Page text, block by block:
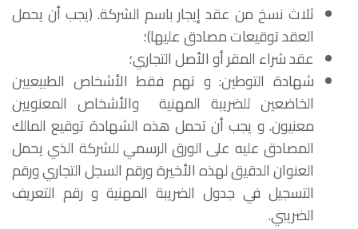
ثلاث نسخ من عقد إيجار باسم الشركة. (يجب أن يحمل
العقد توقيعات مصادق عليها)؛
عقد شراء المقر أو الأصل التجاري؛
شهادة التوطين: و تهم فقط الأشخاص الطبيعيين
الخاضعين للضريبة المهنية والأشخاص المعنويين
معنيون. و يجب أن تحمل هذه الشهادة توقيع المالك
المصادق عليه على الورق الرسمي للشركة الذي يحمل
العنوان الدقيق لهذه الأخيرة ورقم السجل التجاري ورقم
التسجيل في جدول الضريبة المهنية و رقم التعريف
الضريبي.